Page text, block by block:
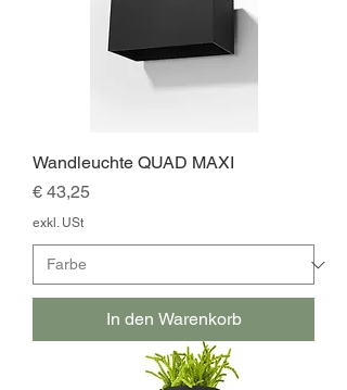
Wandleuchte QUAD MAXI
Preis
€ 43,25
exkl. USt
In den Warenkorb